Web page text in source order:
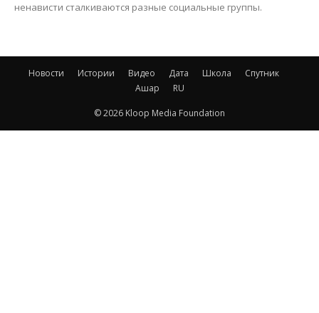
ненависти сталкиваются разные социальные группы.
Новости Истории Видео Дата Школа
Спутник
Ашар
RU
© 2026 Kloop Media Foundation